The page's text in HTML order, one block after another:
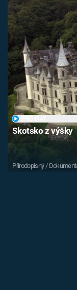
Skotsko z výšky
Přírodopisný /